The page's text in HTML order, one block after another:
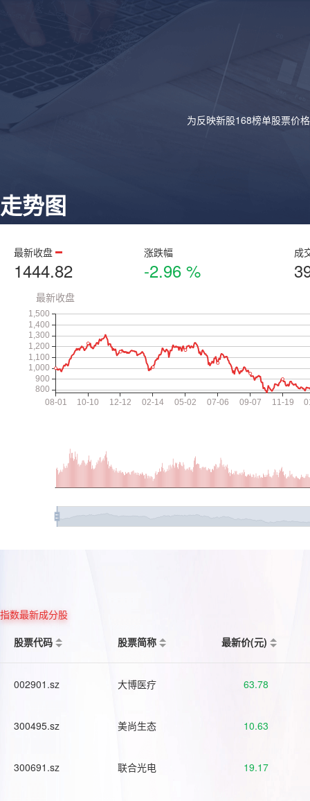
为反映新股168榜单股票价
走势图
最新收盘
1444.82
涨跌幅
-2.96 %
成
指数最新成分股
股票代码
股票简称 最新价(元)
002901.sz 大博医疗 63.78
300495.sz 美尚生态 10.63
300691.sz 联合光电 19.17